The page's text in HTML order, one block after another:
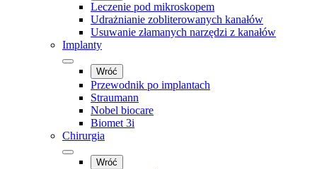
Leczenie pod mikroskopem
Udrażnianie zobliterowanych kanałów
Usuwanie złamanych narzędzi z kanałów
Implanty
Wróć
Przewodnik po implantach
Straumann
Nobel biocare
Biomet 3i
Chirurgia
Wróć